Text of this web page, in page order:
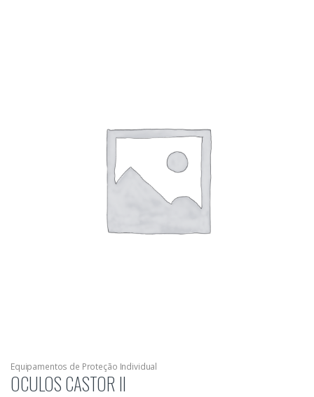
Equipamentos de Proteção Individual
OCULOS CASTOR II